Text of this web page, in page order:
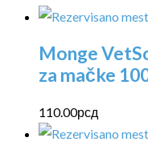
Monge
za mačke
110.00рсд